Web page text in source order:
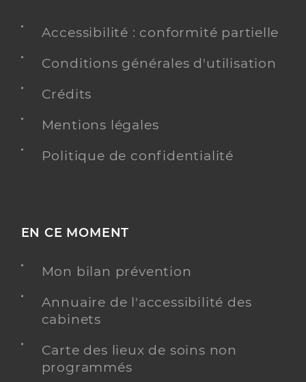
Accessibilité : conformité partielle
Conditions générales d'utilisation
Crédits
Mentions légales
Politique de confidentialité
EN CE MOMENT
Mon bilan prévention
Annuaire de l'accessibilité des
cabinets
Carte des lieux de soins non
programmés